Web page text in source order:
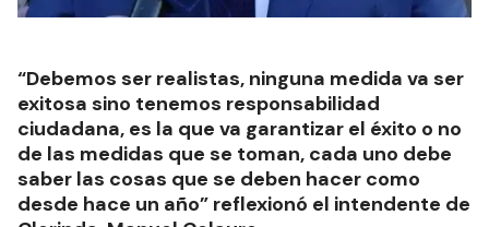
“Debemos ser realistas, ninguna medida va ser
exitosa sino tenemos responsabilidad
ciudadana, es la que va garantizar el éxito o no
de las medidas que se toman, cada uno debe
saber las cosas que se deben hacer como
desde hace un año” reflexionó el intendente de